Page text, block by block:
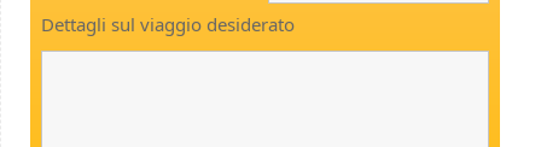
Dettagli sul viaggio desiderato